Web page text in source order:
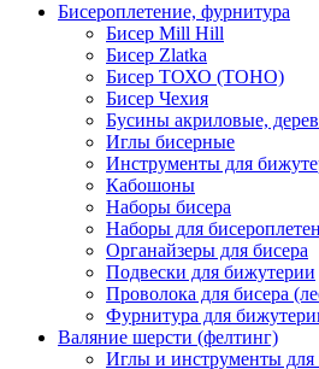
Бисероплетение, фурнитура
Бисер Mill Hill
Бисер Zlatka
Бисер ТОХО (TOHO)
Бисер Чехия
Бусины акриловые,
Иглы бисерные
Инструменты для
Кабошоны
Наборы бисера
Наборы для
Органайзеры для бисера
Подвески для бижутерии
Проволока для бисера
Фурнитура для
Валяние шерсти (фелтинг)
Иглы и инструменты для